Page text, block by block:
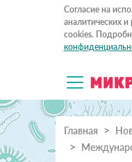
Согласие на
аналитических
cookies.
Главная